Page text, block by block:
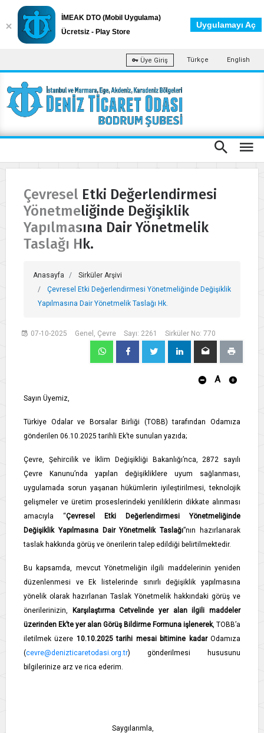
Üye Giriş Türkçe English
Çevresel Etki Değerlendirmesi
Yönetmeliğinde Değişiklik
Yapılmasına Dair Yönetmelik
Taslağı Hk.
Anasayfa
Sirküler Arşivi
Çevresel Etki Değerlendirmesi Yönetmeliğinde Değişiklik
Yapılmasına Dair Yönetmelik Taslağı Hk.
07-10-2025 Genel, Çevre Sayı: 2261 Sirküler No: 770
A
Sayın Üyemiz,
Türkiye Odalar ve Borsalar Birliği (TOBB) tarafından Odamıza
gönderilen 06.10.2025 tarihli Ek’te sunulan yazıda;
Çevre, Şehircilik ve İklim Değişikliği Bakanlığı’nca, 2872 sayılı
Çevre Kanunu’nda yapılan değişikliklere uyum sağlanması,
uygulamada sorun yaşanan hükümlerin iyileştirilmesi, teknolojik
gelişmeler ve üretim proseslerindeki yeniliklerin dikkate alınması
amacıyla “Çevresel Etki Değerlendirmesi Yönetmeliğinde
Değişiklik Yapılmasına Dair Yönetmelik Taslağı”nın hazırlanarak
taslak hakkında görüş ve önerilerin talep edildiği belirtilmektedir.
Bu kapsamda, mevcut Yönetmeliğin ilgili maddelerinin yeniden
düzenlenmesi ve Ek listelerinde sınırlı değişiklik yapılmasına
yönelik olarak hazırlanan Taslak Yönetmelik hakkındaki görüş ve
önerilerinizin, Karşılaştırma Cetvelinde yer alan ilgili maddeler
üzerinden Ek’te yer alan Görüş Bildirme Formuna işlenerek, TOBB’a
iletilmek üzere 10.10.2025 tarihi mesai bitimine kadarOdamıza
(cevre@denizticaretodasi.org.tr) gönderilmesi hususunu
bilgilerinize arz ve rica ederim.
Saygılarımla,
İMEAK DTO (Mobil Uygulama)
Ücretsiz - Play Store
Uygulamayı Aç